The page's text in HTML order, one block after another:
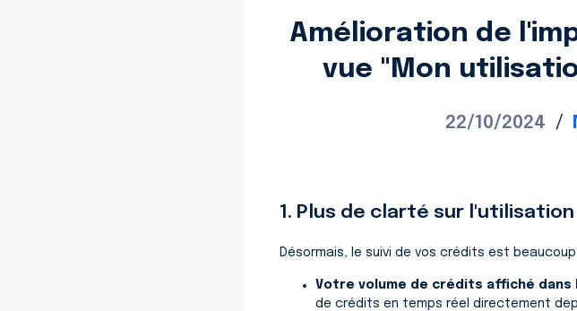
Amélioration de
vue "Mon
22/10/2024 /
1. Plus de clarté sur
Désormais, le suivi de vos crédits est beaucoup
Votre volume de crédits affiché dans
de crédits en temps réel directement